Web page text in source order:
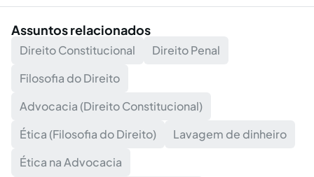
Assuntos relacionados
Direito Constitucional
Direito Penal
Filosofia do Direito
Advocacia (Direito Constitucional)
Ética (Filosofia do Direito)
Lavagem de dinheiro
Ética na Advocacia